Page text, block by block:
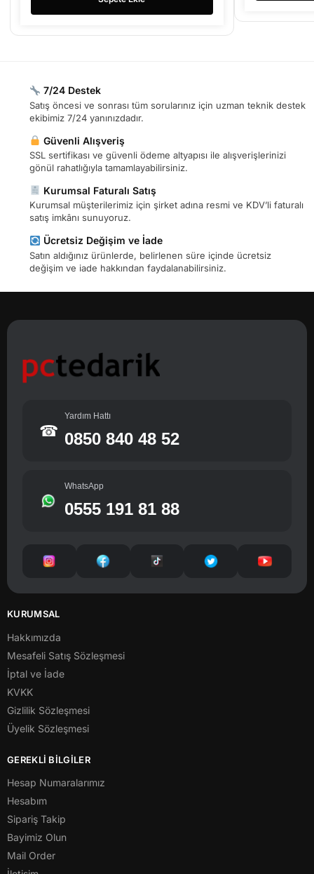
7/24 Destek
Satış öncesi ve sonrası tüm sorularınız için uzman teknik destek
ekibimiz 7/24 yanınızdadır.
Güvenli Alışveriş
SSL sertifikası ve güvenli ödeme altyapısı ile alışverişlerinizi
gönül rahatlığıyla tamamlayabilirsiniz.
Kurumsal Faturalı Satış
Kurumsal müşterilerimiz için şirket adına resmi ve KDV’li faturalı
satış imkânı sunuyoruz.
Ücretsiz Değişim ve İade
Satın aldığınız ürünlerde, belirlenen süre içinde ücretsiz
değişim ve iade hakkından faydalanabilirsiniz.
☎
Yardım Hattı
0850 840 48 52
WhatsApp
0555 191 81 88
KURUMSAL
Hakkımızda
Mesafeli Satış Sözleşmesi
İptal ve İade
KVKK
Gizlilik Sözleşmesi
Üyelik Sözleşmesi
GEREKLİ BİLGİLER
Hesap Numaralarımız
Hesabım
Sipariş Takip
Bayimiz Olun
Mail Order